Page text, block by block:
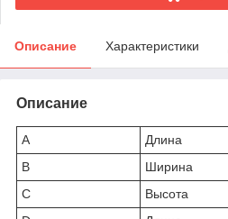
Описание Характеристики
Описание
A Длина
B
Ширина
C
Высота